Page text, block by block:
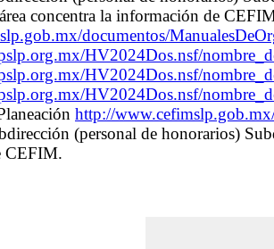
concentra la información de
documentos/
HV2024Dos.nsf/
HV2024Dos.nsf/
HV2024Dos.nsf/
http://
(personal de honorarios)
CEFIM.